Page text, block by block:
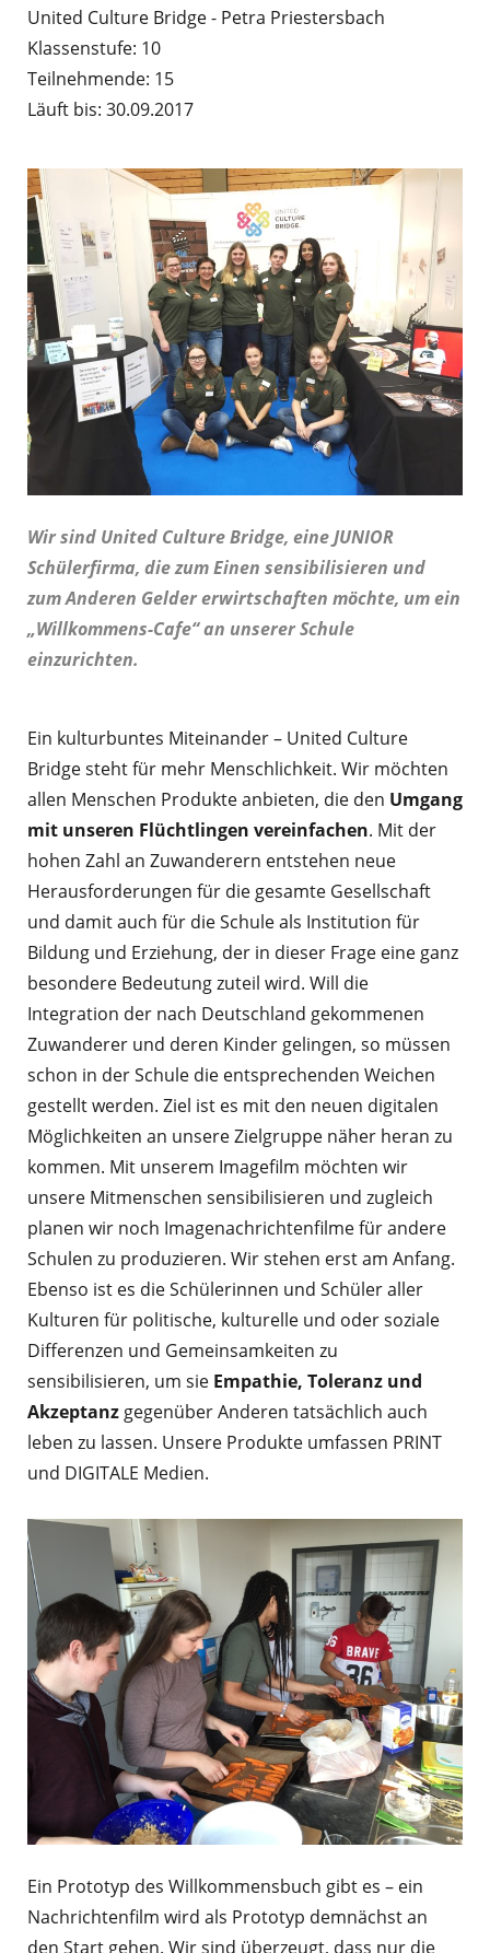
United Culture Bridge - Petra Priestersbach
Klassenstufe: 10
Teilnehmende: 15
Läuft bis: 30.09.2017
Wir sind United Culture Bridge, eine JUNIOR
Schülerfirma, die zum Einen sensibilisieren und
zum Anderen Gelder erwirtschaften möchte, um ein
„Willkommens-Cafe“ an unserer Schule
einzurichten.
Ein kulturbuntes Miteinander – United Culture
Bridge steht für mehr Menschlichkeit. Wir möchten
allen Menschen Produkte anbieten, die den Umgang
mit unseren Flüchtlingen vereinfachen. Mit der
hohen Zahl an Zuwanderern entstehen neue
Herausforderungen für die gesamte Gesellschaft
und damit auch für die Schule als Institution für
Bildung und Erziehung, der in dieser Frage eine ganz
besondere Bedeutung zuteil wird. Will die
Integration der nach Deutschland gekommenen
Zuwanderer und deren Kinder gelingen, so müssen
schon in der Schule die entsprechenden Weichen
gestellt werden. Ziel ist es mit den neuen digitalen
Möglichkeiten an unsere Zielgruppe näher heran zu
kommen. Mit unserem Imagefilm möchten wir
unsere Mitmenschen sensibilisieren und zugleich
planen wir noch Imagenachrichtenfilme für andere
Schulen zu produzieren. Wir stehen erst am Anfang.
Ebenso ist es die Schülerinnen und Schüler aller
Kulturen für politische, kulturelle und oder soziale
Differenzen und Gemeinsamkeiten zu
sensibilisieren, um sie Empathie, Toleranz und
Akzeptanz gegenüber Anderen tatsächlich auch
leben zu lassen. Unsere Produkte umfassen PRINT
und DIGITALE Medien.
Ein Prototyp des Willkommensbuch gibt es – ein
Nachrichtenfilm wird als Prototyp demnächst an
den Start gehen. Wir sind überzeugt, dass nur die